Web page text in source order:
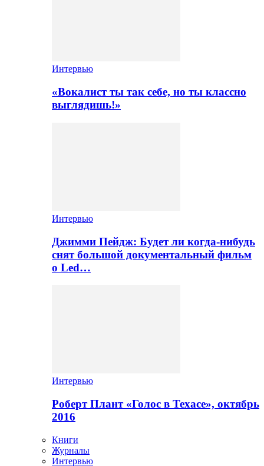
Интервью
«Вокалист ты так себе, но ты классно
выглядишь!»
Интервью
Джимми Пейдж: Будет ли когда-нибудь
снят большой документальный фильм
о Led…
Интервью
Роберт Плант «Голос в Техасе», октябрь
2016
Книги
Журналы
Интервью